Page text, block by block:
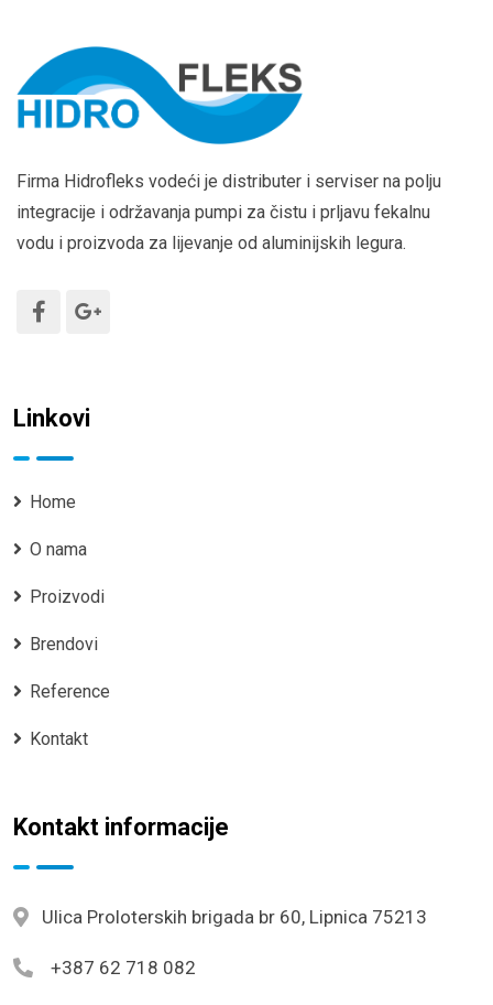
Firma Hidrofleks vodeći je distributer i serviser na polju
integracije i održavanja pumpi za čistu i prljavu fekalnu
vodu i proizvoda za lijevanje od aluminijskih legura.
Linkovi
Home
O nama
Proizvodi
Brendovi
Reference
Kontakt
Kontakt informacije
Ulica Proloterskih brigada br 60, Lipnica 75213
+387 62 718 082